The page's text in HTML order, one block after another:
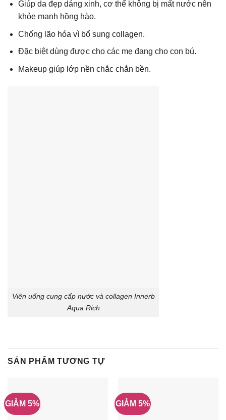
Giúp da đẹp dáng xinh, cơ thể không bị mất nước nên
khỏe mạnh hồng hào.
Chống lão hóa vì bổ sung collagen.
Đặc biệt dùng được cho các mẹ đang cho con bú.
Makeup giúp lớp nền chắc chắn bền.
Viên uống cung cấp nước và collagen Innerb
Aqua Rich
SẢN PHẨM TƯƠNG TỰ
GIẢM 5% GIẢM 5%